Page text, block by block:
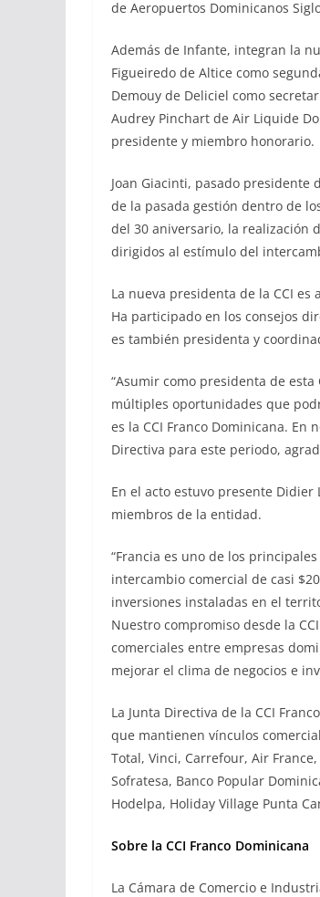
de Aeropuertos Dominicanos
Además de Infante, integran la
Figueiredo de Altice como
Demouy de Deliciel como
Audrey Pinchart de Air Liquide
presidente y miembro honorario.
Joan Giacinti, pasado presidente
de la pasada gestión dentro de
del 30 aniversario, la realización
dirigidos al estímulo del
La nueva presidenta de la CCI
Ha participado en los consejos
es también presidenta y
“Asumir como presidenta de
múltiples oportunidades que
es la CCI Franco Dominicana.
Directiva para este periodo,
En el acto estuvo presente
miembros de la entidad.
“Francia es uno de los
intercambio comercial de casi
inversiones instaladas en el
Nuestro compromiso desde la
comerciales entre empresas
mejorar el clima de negocios e
La Junta Directiva de la CCI
que mantienen vínculos
Total, Vinci, Carrefour, Air
Sofratesa, Banco Popular
Hodelpa, Holiday Village Punta
Sobre la CCI Franco Dominicana
La Cámara de Comercio e